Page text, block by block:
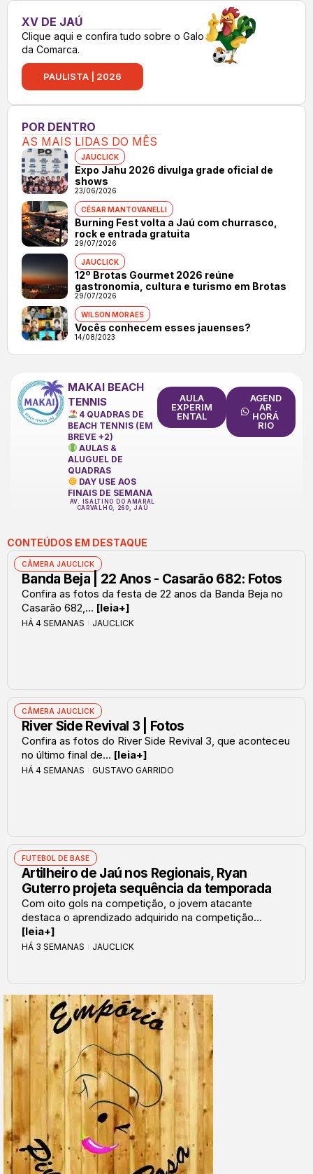
XV DE JAÚ
Clique aqui e confira tudo sobre o Galo
da Comarca.
PAULISTA | 2026
POR DENTRO
AS MAIS LIDAS DO MÊS
JAUCLICK
Expo Jahu 2026 divulga grade oficial de
shows
23/06/2026
CÉSAR MANTOVANELLI
Burning Fest volta a Jaú com churrasco,
rock e entrada gratuita
29/07/2026
JAUCLICK
12º Brotas Gourmet 2026 reúne
gastronomia, cultura e turismo em Brotas
29/07/2026
WILSON MORAES
Vocês conhecem esses jauenses?
14/08/2023
MAKAI BEACH
TENNIS
4 QUADRAS DE
BEACH TENNIS (EM
BREVE +2)
AULAS &
ALUGUEL DE
QUADRAS
DAY USE AOS
FINAIS DE SEMANA
AV. ISALTINO DO AMARAL
CARVALHO, 260, JAÚ
AULA
EXPERIM
ENTAL
AGEND
AR
HORÁ
RIO
CONTEÚDOS EM DESTAQUE
CÂMERA JAUCLICK
Banda Beja | 22 Anos - Casarão 682: Fotos
Confira as fotos da festa de 22 anos da Banda Beja no
Casarão 682,... [leia+]
HÁ 4 SEMANAS JAUCLICK
CÂMERA JAUCLICK
River Side Revival 3 | Fotos
Confira as fotos do River Side Revival 3, que aconteceu
no último final de... [leia+]
HÁ 4 SEMANAS GUSTAVO GARRIDO
FUTEBOL DE BASE
Artilheiro de Jaú nos Regionais, Ryan
Guterro projeta sequência da temporada
Com oito gols na competição, o jovem atacante
destaca o aprendizado adquirido na competição...
[leia+]
HÁ 3 SEMANAS JAUCLICK